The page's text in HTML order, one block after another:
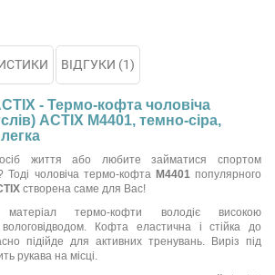
ВІДГУКИ (1)
- Термо-кофта чоловіча
ACTIX М4401, темно-сіра,
життя або любите займатися спортом
Тоді чоловіча термо-кофта М4401популярного
створена саме для Вас!
термо-кофти володіє високою
вологовідводом. Кофта еластична і стійка до
підійде для активних тренувань. Виріз під
рукава на місці.